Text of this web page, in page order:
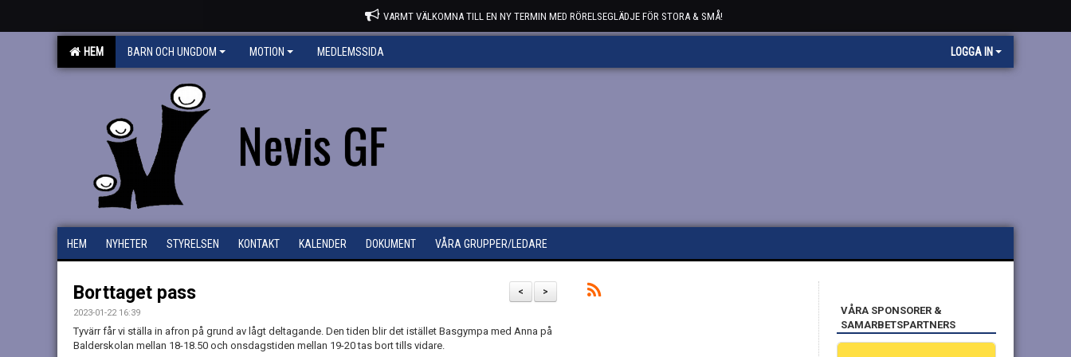
VARMT VÄLKOMNA TILL EN NY TERMIN MED RÖRELSEGLÄDJE FÖR STORA & SMÅ!
HEM BARN OCH UNGDOM MOTION MEDLEMSSIDA LOGGA IN
Nevis GF
HEM NYHETER STYRELSEN KONTAKT KALENDER DOKUMENT VÅRA GRUPPER/LEDARE
>
<
Borttaget pass
2023-01-22 16:39
Tyvärr får vi ställa in afron på grund av lågt deltagande. Den tiden blir det istället Basgympa med Anna på
Balderskolan mellan 18-18.50 och onsdagstiden mellan 19-20 tas bort tills vidare.
VÅRA SPONSORER &
SAMARBETSPARTNERS